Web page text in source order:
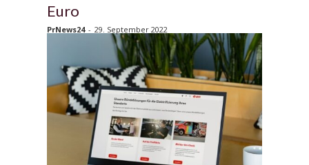
Euro
PrNews24 - 29. September 2022